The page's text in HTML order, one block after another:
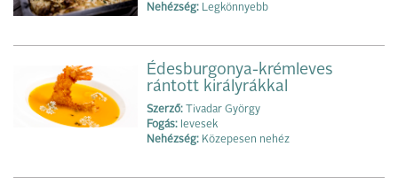
Nehézség: Legkönnyebb
Édesburgonya-krémleves
rántott királyrákkal
Szerző: Tivadar György
Fogás: levesek
Nehézség: Közepesen nehéz